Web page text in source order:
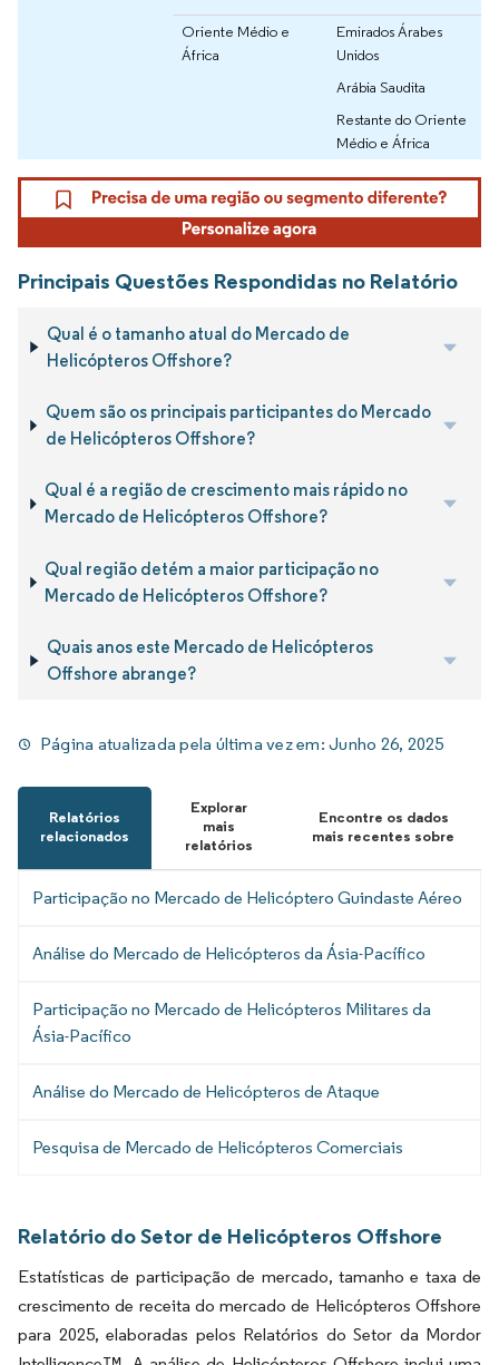
Oriente Médio e
África
Emirados Árabes
Unidos
Arábia Saudita
Restante do Oriente
Médio e África
Principais Questões Respondidas no Relatório
Qual é o tamanho atual do Mercado de
Helicópteros Offshore?
Quem são os principais participantes do Mercado
de Helicópteros Offshore?
Qual é a região de crescimento mais rápido no
Mercado de Helicópteros Offshore?
Qual região detém a maior participação no
Mercado de Helicópteros Offshore?
Quais anos este Mercado de Helicópteros
Offshore abrange?
Página atualizada pela última vez em:Junho 26, 2025
Relatórios
relacionados
Explorar
mais
relatórios
Encontre os dados
mais recentes sobre
Participação no Mercado de Helicóptero Guindaste Aéreo
Análise do Mercado de Helicópteros da Ásia-Pacífico
Participação no Mercado de Helicópteros Militares da
Ásia-Pacífico
Análise do Mercado de Helicópteros de Ataque
Pesquisa de Mercado de Helicópteros Comerciais
Relatório do Setor de Helicópteros Offshore
Estatísticas de participação de mercado, tamanho e taxa de
crescimento de receita do mercado de Helicópteros Offshore
para 2025, elaboradas pelos Relatórios do Setor da Mordor